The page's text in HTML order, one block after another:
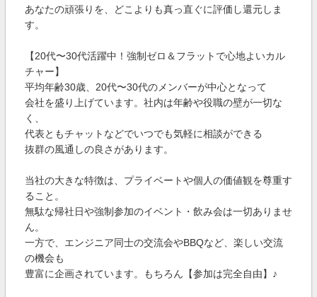
あなたの頑張りを、どこよりも真っ直ぐに評価し還元しま
す。
【20代〜30代活躍中！強制ゼロ＆フラットで心地よいカル
チャー】
平均年齢30歳、20代〜30代のメンバーが中心となって
会社を盛り上げています。社内は年齢や役職の壁が一切な
く、
代表ともチャットなどでいつでも気軽に相談ができる
抜群の風通しの良さがあります。
当社の大きな特徴は、プライベートや個人の価値観を尊重す
ること。
無駄な帰社日や強制参加のイベント・飲み会は一切ありませ
ん。
一方で、エンジニア同士の交流会やBBQなど、楽しい交流
の機会も
豊富に企画されています。もちろん【参加は完全自由】♪